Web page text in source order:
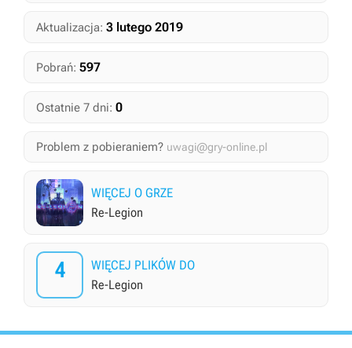
Aktualizacja: 3 lutego 2019
Pobrań: 597
Ostatnie 7 dni: 0
Problem z pobieraniem? uwagi@gry-online.pl
WIĘCEJ O GRZE
Re-Legion
4
WIĘCEJ PLIKÓW DO
Re-Legion